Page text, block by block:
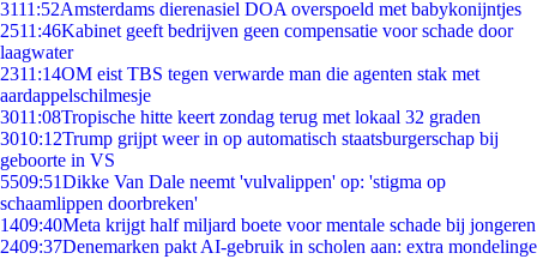
3111:52Amsterdams dierenasiel DOA overspoeld met babykonijntjes
2511:46Kabinet geeft bedrijven geen compensatie voor schade door
laagwater
2311:14OM eist TBS tegen verwarde man die agenten stak met
aardappelschilmesje
3011:08Tropische hitte keert zondag terug met lokaal 32 graden
3010:12Trump grijpt weer in op automatisch staatsburgerschap bij
geboorte in VS
5509:51Dikke Van Dale neemt 'vulvalippen' op: 'stigma op
schaamlippen doorbreken'
1409:40Meta krijgt half miljard boete voor mentale schade bij jongeren
2409:37Denemarken pakt AI-gebruik in scholen aan: extra mondelinge